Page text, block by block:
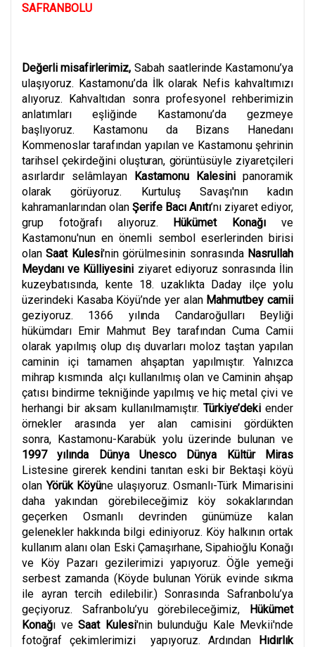
SAFRANBOLU
Değerli misafirlerimiz, Sabah saatlerinde Kastamonu’ya
ulaşıyoruz. Kastamonu’da İlk olarak Nefis kahvaltımızı
alıyoruz. Kahvaltıdan sonra profesyonel rehberimizin
anlatımları eşliğinde Kastamonu’da gezmeye
başlıyoruz. Kastamonu da Bizans Hanedanı
Kommenoslar tarafından yapılan ve Kastamonu şehrinin
tarihselçekirdeğini oluşturan, görüntüsüyleziyaretçileri
asırlardır selâmlayan Kastamonu Kalesini panoramik
olarak görüyoruz. Kurtuluş Savaşı'nın kadın
kahramanlarından olan Şerife Bacı Anıtı’nı ziyaret ediyor,
grup fotoğrafı alıyoruz. Hükümet Konağıve
Kastamonu'nun en önemli sembol eserlerinden birisi
olanSaat Kulesi'nin görülmesinin sonrasında Nasrullah
Meydanı ve Külliyesini ziyaret ediyoruz sonrasında İlin
kuzeybatısında, kente 18. uzaklıkta Daday ilçe yolu
üzerindeki Kasaba Köyü’nde yer alan Mahmutbey camii
geziyoruz. 1366 yılında Candaroğulları Beyliği
hükümdarı Emir Mahmut Bey tarafından Cuma Camii
olarak yapılmış olup dış duvarları moloz taştan yapılan
caminin içi tamamen ahşaptan yapılmıştır. Yalnızca
mihrap kısmında alçı kullanılmış olan ve Caminin ahşap
çatısı bindirme tekniğinde yapılmış ve hiç metal çivi ve
herhangi bir aksam kullanılmamıştır. Türkiye’dekiender
örnekler arasında yer alan camisini gördükten
sonra, Kastamonu-Karabük yolu üzerinde bulunan ve
1997 yılında Dünya Unesco Dünya Kültür Miras
Listesine girerek kendini tanıtan eski bir Bektaşi köyü
olanYörük Köyüne ulaşıyoruz. Osmanlı-Türk Mimarisini
daha yakından görebileceğimiz köy sokaklarından
geçerken Osmanlı devrinden günümüze kalan
gelenekler hakkında bilgi ediniyoruz. Köy halkının ortak
kullanım alanı olan Eski Çamaşırhane, Sipahioğlu Konağı
ve Köy Pazarı gezilerimizi yapıyoruz. Öğle yemeği
serbest zamanda (Köyde bulunan Yörük evinde sıkma
ile ayran tercih edilebilir.) Sonrasında Safranbolu’ya
geçiyoruz. Safranbolu’yu görebileceğimiz, Hükümet
Konağı ve Saat Kulesi'nin bulunduğu Kale Mevkii'nde
fotoğraf çekimlerimizi yapıyoruz. Ardından Hıdırlık